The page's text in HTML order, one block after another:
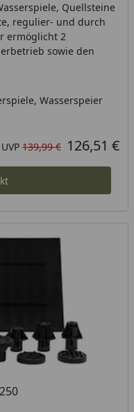
Quellsteine
regulier- und durch
ermöglicht 2
sowie den
Wasserspeier
in ProzentPreis
UVP 139,99 €
Preis 126,51 €